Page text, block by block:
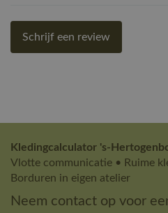
Schrijf een review
Kledingcalculator 's-
Vlotte communicatie • Ruime
Borduren in eigen atelier
Neem contact op voor